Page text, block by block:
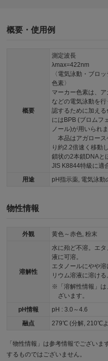
概要・使用例
概要
測定波長
λmax=422nm
〈電気泳動・ブロ
色素〉
マーカー色素は、
などの電気泳動を
認するために加え
にはBPB (ブロムフ
ノール)が用いられま
本品はアガロース
り約2.2倍速く移動
鎖状の2本鎖DNAと
JIS K8844特級に適
用途
pH指示薬, 電気泳動
物性情報
外観 黄色～赤色, 粉末
溶解性
水に殆ど不溶。エ
液に可溶。
エタノールにやや
リウム溶液に溶ける
「溶解性情報」
ざいます。
pH情報
pH : 3.0～4.6
融点
279℃ (分解, 210℃
「物性情報」は参考情報でござい
するものではございません。